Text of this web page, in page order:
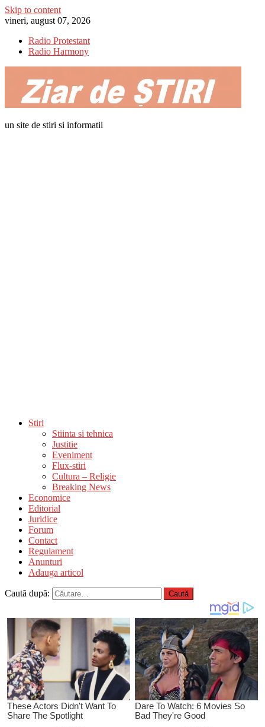
Skip to content
vineri, august 07, 2026
Radio Protestant
Radio Harmony
un site de stiri si informatii
Stiri
Stiinta si tehnica
Justitie
Eveniment
Flux-stiri
Cultura – Religie
Breaking News
Economice
Editorial
Juridice
Forum
Contact
Regulament
Anunturi
Adauga articol
Caută după: